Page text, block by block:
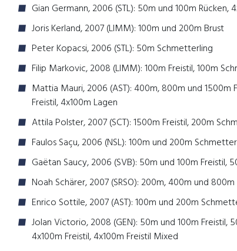
Gian Germann, 2006 (STL): 50m und 100m Rücken,
Joris Kerland, 2007 (LIMM): 100m und 200m Brust
Peter Kopacsi, 2006 (STL): 50m Schmetterling
Filip Markovic, 2008 (LIMM): 100m Freistil, 100m
Mattia Mauri, 2006 (AST): 400m, 800m und 1500m
Freistil, 4x100m Lagen
Attila Polster, 2007 (SCT): 1500m Freistil, 200m
Faulos Saçu, 2006 (NSL): 100m und 200m
Gaëtan Saucy, 2006 (SVB): 50m und 100m Freistil,
Noah Schärer, 2007 (SRSO): 200m, 400m und 800m
Enrico Sottile, 2007 (AST): 100m und 200m
Jolan Victorio, 2008 (GEN): 50m und 100m Freistil,
4x100m Freistil, 4x100m Freistil Mixed